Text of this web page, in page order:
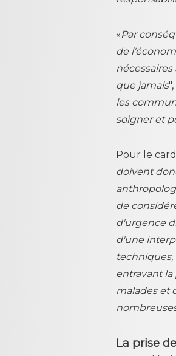
«Par
de
que jamais
les
soigner et
Pour le
doivent
de
d'urgence
d'une
entravant
malades et
La prise